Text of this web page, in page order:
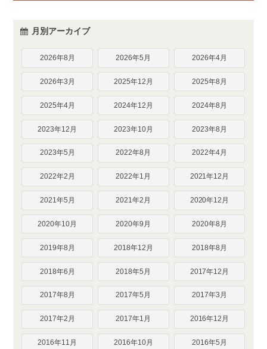
月別アーカイブ
2026年8月 2026年5月 2026年4月
2026年3月 2025年12月 2025年8月
2025年4月 2024年12月 2024年8月
2023年12月 2023年10月 2023年8月
2023年5月 2022年8月 2022年4月
2022年2月 2022年1月 2021年12月
2021年5月 2021年2月 2020年12月
2020年10月 2020年9月 2020年8月
2019年8月 2018年12月 2018年8月
2018年6月 2018年5月 2017年12月
2017年8月 2017年5月 2017年3月
2017年2月 2017年1月 2016年12月
2016年11月 2016年10月 2016年5月